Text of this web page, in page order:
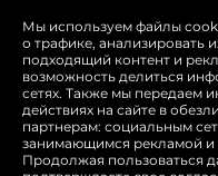
Политика
Switch to English
Мы используем файлы
о трафике, анализировать
подходящий контент и
возможность делиться
сетях. Также мы передаем
действиях на сайте в
партнерам: социальным
занимающимся рекламой и
Продолжая пользоваться